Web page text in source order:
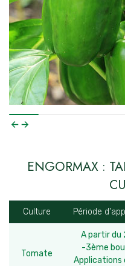
ENGORMAX :
Culture Période
Tomate
A partir du
-3ème
Applications